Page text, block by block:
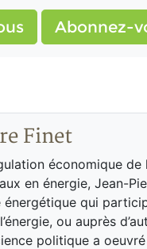
Abonnez-
Finet
économique
en énergie, Jean-
qui
ou auprès
politique a